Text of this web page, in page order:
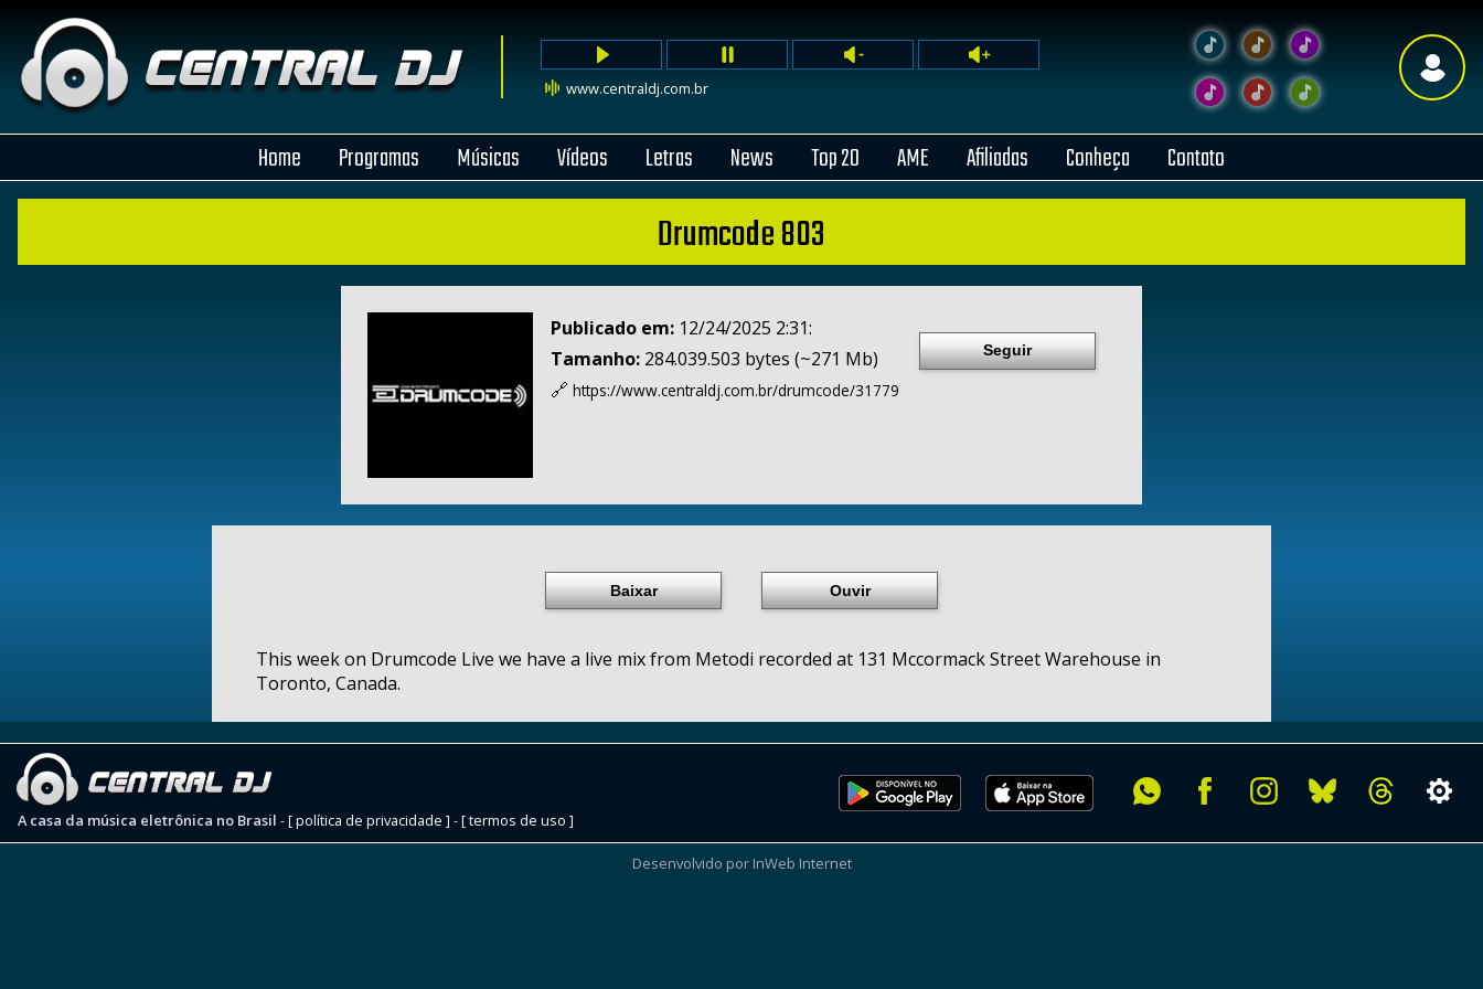
www.centraldj.com.br
Home Programas Músicas Vídeos Letras News Top 20 AME Afiliadas Conheça Contato
Drumcode 803
Publicado em: 12/24/2025 2:31:
Tamanho: 284.039.503 bytes (~271 Mb)
🔗 https://www.centraldj.com.br/drumcode/31779
Seguir
Baixar Ouvir
This week on Drumcode Live we have a live mix from Metodi recorded at 131 Mccormack Street Warehouse in
Toronto, Canada.
A casa da música eletrônica no Brasil -[ política de privacidade ] -[ termos de uso ]
Desenvolvido por InWeb Internet